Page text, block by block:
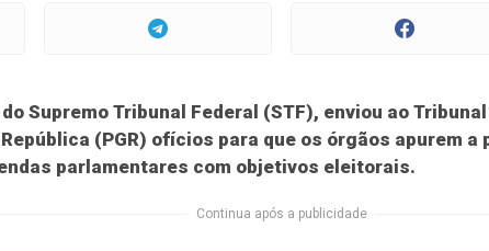
Supremo Tribunal Federal (STF), enviou ao
(PGR) ofícios para que os órgãos apurem
parlamentares com objetivos eleitorais.
Continua após a publicidade